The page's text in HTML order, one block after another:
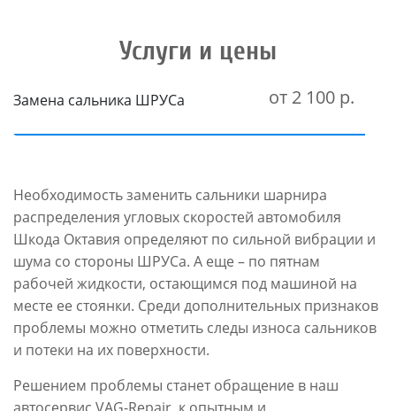
Услуги и цены
Замена сальника ШРУСа от 2 100 р.
Необходимость заменить сальники шарнира
распределения угловых скоростей автомобиля
Шкода Октавия определяют по сильной вибрации и
шума со стороны ШРУСа. А еще – по пятнам
рабочей жидкости, остающимся под машиной на
месте ее стоянки. Среди дополнительных признаков
проблемы можно отметить следы износа сальников
и потеки на их поверхности.
Решением проблемы станет обращение в наш